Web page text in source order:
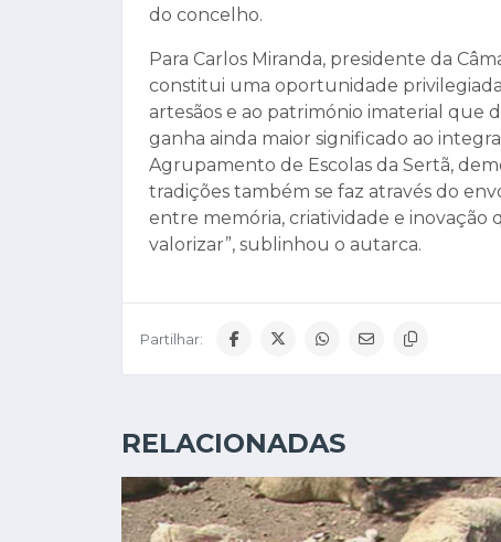
do concelho.
Para Carlos Miranda, presidente da
constitui uma oportunidade
artesãos e ao património imaterial que
ganha ainda maior significado ao
Agrupamento de Escolas da Sertã,
tradições também se faz através do
entre memória, criatividade e
valorizar”, sublinhou o autarca.
Partilhar:
RELACIONADAS